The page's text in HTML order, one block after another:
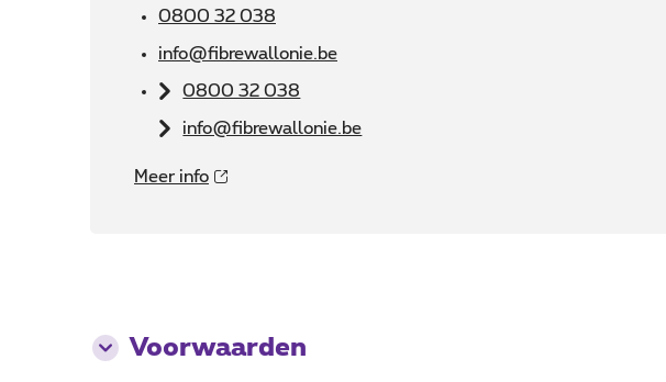
0800 32 038
info@fibrewallonie.be
0800 32 038
info@fibrewallonie.be
Meer info
Voorwaarden